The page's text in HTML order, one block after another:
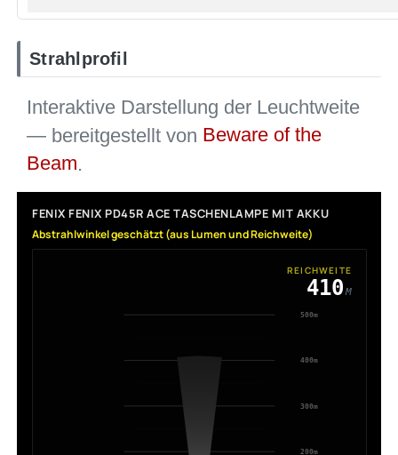
Strahlprofil
Interaktive Darstellung der Leuchtweite
— bereitgestellt von Beware of the
Beam.